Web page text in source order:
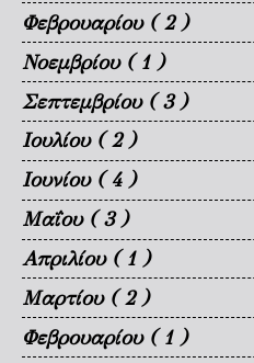
Φεβρουαρίου ( 2 )
Νοεμβρίου ( 1 )
Σεπτεμβρίου ( 3 )
Ιουλίου ( 2 )
Ιουνίου ( 4 )
Μαΐου ( 3 )
Απριλίου ( 1 )
Μαρτίου ( 2 )
Φεβρουαρίου ( 1 )